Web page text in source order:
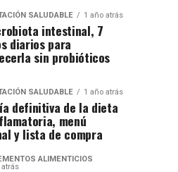
SALUDABLE 1 año atrás
intestinal, 7
diarios para
sin probióticos
SALUDABLE 1 año atrás
definitiva de la dieta
menú
y lista de compra
ALIMENTICIOS
atrás